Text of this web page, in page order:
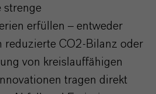
strenge
erfüllen – entweder
reduzierte CO2-Bilanz oder
von kreislauffähigen
tragen direkt